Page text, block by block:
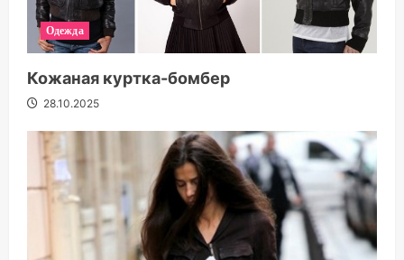
Одежда
Кожаная куртка-бомбер
28.10.2025